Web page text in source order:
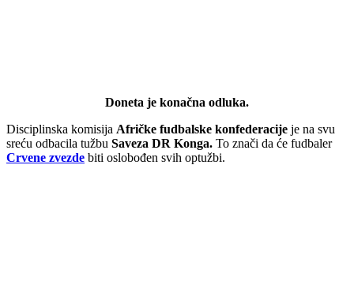
Doneta je konačna odluka.
Disciplinska komisija Afričke fudbalske konfederacije je na svu
sreću odbacila tužbu Saveza DR Konga. To znači da će fudbaler
Crvene zvezde biti oslobođen svih optužbi.